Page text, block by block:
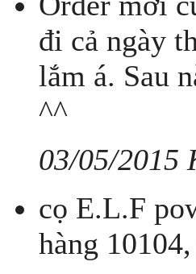
đi cả ngày
lắm á. Sau
^^
03/05/2015
cọ E.L.F
hàng